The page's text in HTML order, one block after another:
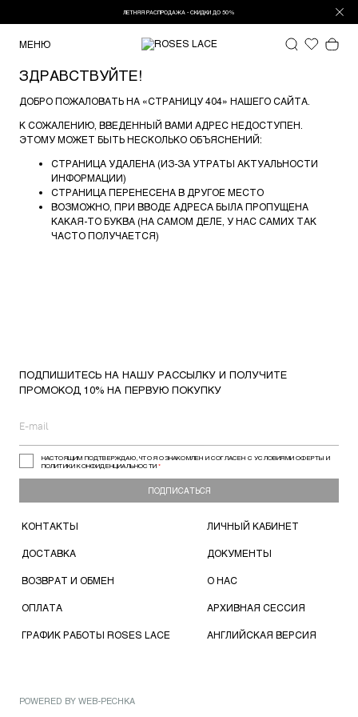
ЛЕТНЯЯ РАСПРОДАЖА - СКИДКИ ДО 50%
МЕНЮ
ЗДРАВСТВУЙТЕ!
ДОБРО ПОЖАЛОВАТЬ НА «СТРАНИЦУ 404» НАШЕГО САЙТА.
К СОЖАЛЕНИЮ, ВВЕДЕННЫЙ ВАМИ АДРЕС НЕДОСТУПЕН.
ЭТОМУ МОЖЕТ БЫТЬ НЕСКОЛЬКО ОБЪЯСНЕНИЙ:
СТРАНИЦА УДАЛЕНА (ИЗ-ЗА УТРАТЫ АКТУАЛЬНОСТИ
ИНФОРМАЦИИ)
СТРАНИЦА ПЕРЕНЕСЕНА В ДРУГОЕ МЕСТО
ВОЗМОЖНО, ПРИ ВВОДЕ АДРЕСА БЫЛА ПРОПУЩЕНА
КАКАЯ-ТО БУКВА (НА САМОМ ДЕЛЕ, У НАС САМИХ ТАК
ЧАСТО ПОЛУЧАЕТСЯ)
ПОДПИШИТЕСЬ НА НАШУ РАССЫЛКУ И ПОЛУЧИТЕ
ПРОМОКОД 10% НА ПЕРВУЮ ПОКУПКУ
НАСТОЯЩИМ ПОДТВЕРЖДАЮ, ЧТО Я ОЗНАКОМЛЕН И СОГЛАСЕН С УСЛОВИЯМИ ОФЕРТЫ И
ПОЛИТИКИ КОНФИДЕНЦИАЛЬНОСТИ*
ПОДПИСАТЬСЯ
КОНТАКТЫ
ДОСТАВКА
ВОЗВРАТ И ОБМЕН
ОПЛАТА
ГРАФИК РАБОТЫ ROSES LACE
ЛИЧНЫЙ КАБИНЕТ
ДОКУМЕНТЫ
О НАС
АРХИВНАЯ СЕССИЯ
АНГЛИЙСКАЯ ВЕРСИЯ
POWERED BY WEB-PECHKA